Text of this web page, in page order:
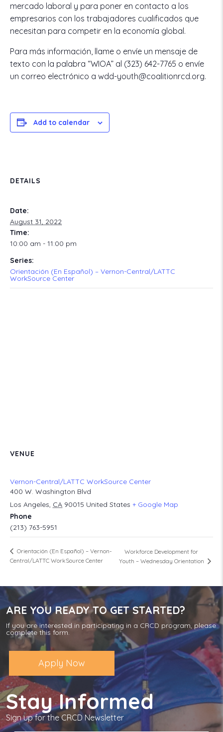
mercado laboral y para poner en contacto a los
empresarios con los trabajadores cualificados que
necesitan para competir en la economía global.
Para más información, llame o envíe un mensaje de
texto con la palabra “WIOA” al (323) 642-7765 o envíe
un correo electrónico a wdd-youth@coalitionrcd.org.
Add to calendar
DETAILS
Date:
August 31, 2022
Time:
10:00 am - 11:00 pm
Series:
Orientación (En Español) – Vernon-Central/LATTC
WorkSource Center
VENUE
Vernon-Central/LATTC WorkSource Center
400 W. Washington Blvd
Los Angeles, CA 90015 United States + Google Map
Phone
(213) 763-5951
Orientación (En Español) – Vernon-
Central/LATTC WorkSource Center
Workforce Development for
Youth – Wednesday Orientation
ARE YOU READY TO GET STARTED?
If you are interested in participating in a CRCD program, please
complete this form.
Apply Now
Stay Informed
Sign up for the CRCD Newsletter